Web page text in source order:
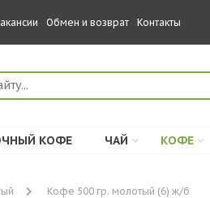
Обмен и возврат Контакты
КОФЕ ЧАЙ КОФЕ
Кофе 500 гр. молотый (6) ж/б